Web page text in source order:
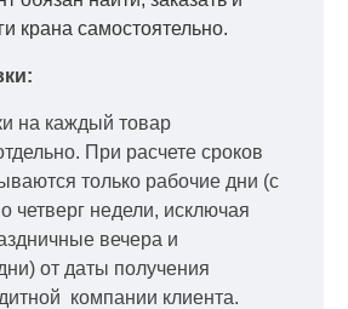
крана самостоятельно.
на каждый товар
При расчете сроков
только рабочие дни (с
четверг недели, исключая
вечера и
от даты получения
компании клиента.